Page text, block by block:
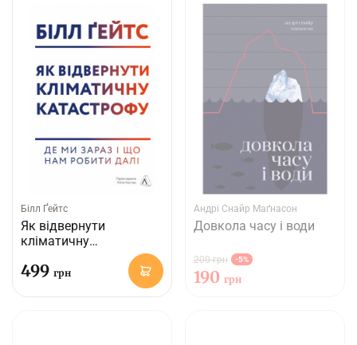
Білл Ґейтс
Як відвернути
кліматичну
катастрофу. Де ми
зараз і що нам робити
499 грн
Андрі Снайр Маґнасон
Довкола часу і води
200 грн -5%
190 грн